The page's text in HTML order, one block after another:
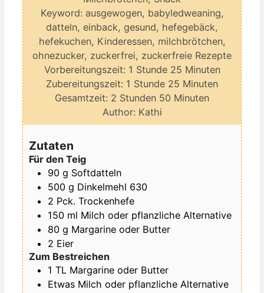
Keyword: ausgewogen, babyledweaning,
datteln, einback, gesund, hefegebäck,
hefekuchen, Kinderessen, milchbrötchen,
ohnezucker, zuckerfrei, zuckerfreie Rezepte
Vorbereitungszeit: 1 Stunde
Stunde 25Minuten
Minuten
Zubereitungszeit: 1 Stunde
Stunde 25 Minuten
Minuten
Gesamtzeit: 2 Stunden
Stunden 50 Minuten
Minuten
Author: Kathi
Zutaten
Für den Teig
90 g Softdatteln
500 g Dinkelmehl 630
2 Pck. Trockenhefe
150 ml Milch oder pflanzliche Alternative
80 g Margarine oder Butter
2 Eier
Zum Bestreichen
1 TL Margarine oder Butter
Etwas Milch oder pflanzliche Alternative